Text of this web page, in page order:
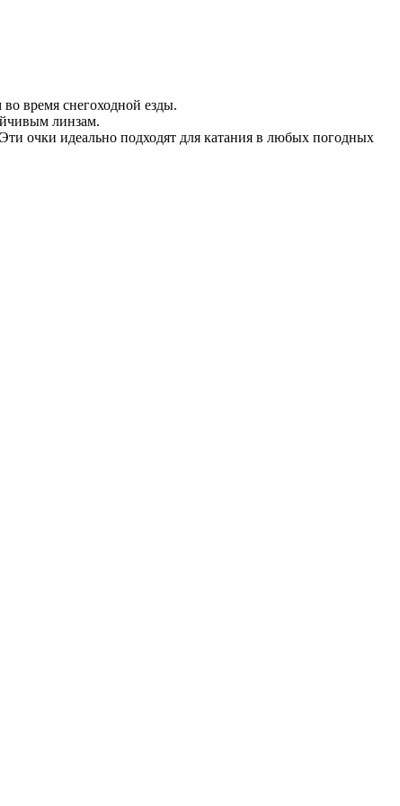
время снегоходной езды.
линзам.
очки идеально подходят для катания в любых погодных